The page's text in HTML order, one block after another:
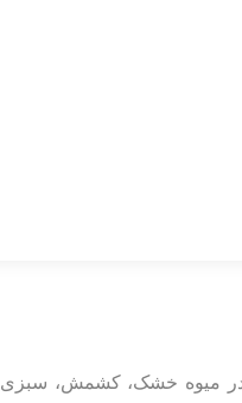
میوه خشک، کشمش، سبزی